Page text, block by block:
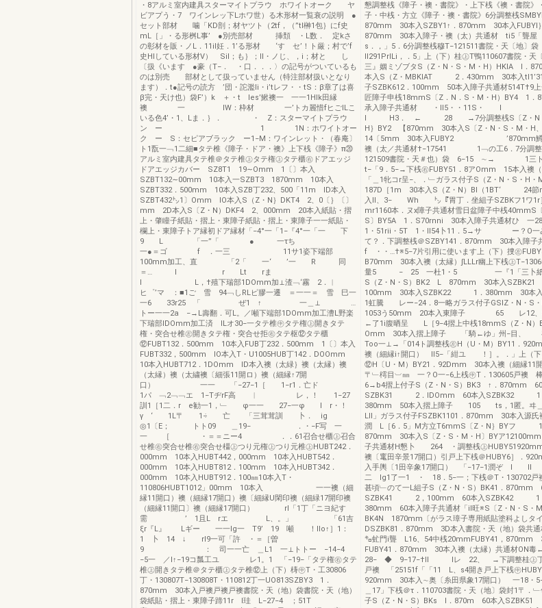
・8アルミ室内建具スターマイトプラウ ホワイトオーク ヤ
ビアプう・7 ワインレッ下Lホワ世）る木形材一覧衰の説明 ●
セット部材 噛「KD剖；材ヤツト（2tf，（”tl榊1包｝にf史
mL［」・る形桝L事’ ●別売部材 挿頽 ・L数． 定kさ
の彰材を販・ノL．11il妊．1’る形材 ‘す セ’！ト厳；村で’f
史Hlしている形材V） Sil；も｝；ll・ノじ、，i；材と し
〔扱《います ●豪（T−． ・口．．．〉の記号がついているも
のは別売 部材として扱っていません（特注部材扱いとなり
ます）．t●記号の読方 ’団・詑濫li・i’tレフ・・tS：β章了は喜
β完・天け也）袋F’）k ＋・t les’鰍襖一 一一1Hlk田縁
襖 一 lW：枠材 一’トカ麗惜fヒごILこ
いる色4’・1、Lま．｝． ・ Z：スターマイトプラウ
ン ー 1 1N：ホワイトオー
ク ー S：セピアブラック ー1−M：ワインレット・（春庵〕
ト1翫一﹁1二細■タテ椎《障子・ドア・襖》上下桟《障子》π⑳
アルミ室内建具タテ椎＠タテ椎㊤タテ権㊤タテ櫃㊨ドアエッジ
ドアエッジカバー SZ8T1 19∼Omm 1〔〕本入
SZBT132∼00mm 10本入一SZBT3 1870mm 10本入
SZBT332．500mm 10本入SZB丁232、500「11m ID本入
SZBT432㌧1〕Omm IO本入S（Z・N｝DKT4 2、0〔｝〔〕
mm 2D本入S〔Z・N）DKF4 2、000mm 20本入紙貼・摺
上・肇瞳子紙貼・摺上・東障子紙貼・摺上・東障子一一紙貼・
欄上・東障子トア縁初ドア縁材「−4°一「1−『4°一「一 下
9 L 「一”「 ● 一τち
一●＝ゴ f ．一三 11サ1姿下端部
100mm加工、直 「2「 一‘ ’一 R 同
＝… I r Lt rま
I L，†殖下瑞部1DOmm加⊥渣﹁‘霧 2．︳
ヒ゜’マ ：■1ご 雪 94﹁しRLピ膠一遷 ＝一一＝ 雪 巳一
一6 33r25 「 ぜ1 ↑ 一＿⊥ …
トー一一2a −→L壽翻．可L。／噸下端部1DOmm加工漕L野楽
下瑞部IDOmm加工済 ILオ30−一タテ椎㊥タテ権㊤開きタテ
権・突合せ椎㊧開きタテ権・突合せ拒㊨タテ枢⑫タテ櫃
⑫FUBT132．500mm 10本入FUB丁232．500mm 1〔〕本入
FUBT332，500mm lO本入T・U1005HUB丁142．DOOmm
10本入HUBT712．1DOmm ID本入襖（太緑｝襖（太縁）襖
（太縁）襖（太繍襖〔細張11開ロ）襖（細縁↑7開
口） 一一 「−27−1［ 1−r1．亡ド
1パ ﹁2﹁﹁エ 1−TヂrF高 ︳ レ，！ 1−27
訓1［1二．r e勧一1，﹂ φ一一 27−一φ I r・！
γ ‘ 1L〒 1÷ 亡 「三茸茸訓 卜． ig
◎1〔E； トト09 ＿19− ．・−F写 一
一 ［ ・＝＝ニー4 ．．61召合せ櫃㊤召合
せ椎㊨突合せ椎㊨突合せ橿㊤つり元権㊤つり元椎㊤HUBT242．
000mm 10本入HUBT442，000mm 10本入HUBT542．
000mm 10本入HUBT812．100mm 10本入HUBT342．
000mm 10本入HUBT912．100㎜10本入T・
110806HUBT1012」00mm 10本入 一一襖（細
縁11開口）襖（細縁17開口）襖〔細縁U閑印襖（細緑17開印襖
（細縁11開口〕襖（細縁17開口） rl「1丁「ニヨ紀す
需 ’ 1且L rエ L、。」 「61吉
ξr『L』 Lギー 一一Ig一 T9’ 19 噸 ！Ilo↑］1：
1 卜 14 ↓ rl9一可「許 ・＝［曽
9 ： 司一一亡 ＿L1 一⊥トトー −14−4
−5一 ／l↑−19コ瓢工ユ レ1。1 「−19−「タテ権㊨タテ
椎㊤開きタテ椎＠タテ櫃㊤タテ椎⑫上（下）梼㊥T・工30806
丁・130807T−130808T・110812丁一UO813SZBY3 1．
870mm 30本入戸襖戸襖戸襖書院・天（地）袋書院・天（地）
袋紙貼・摺上・東障子蹄11r l珪 L−27−4 ；51T
懇調整桟《障子・襖・書院》・上下桟《襖・書院》
子・中桟・方立《障子・襖・書院》6分調整桟
870mm 30本入SZBY1↑．870mm 30本入FUBYI｝
870mm 30本入障子・襖（太）共通材 ti5「聾屋
s．，」5．6分調整桟穆T−121511書院・天〔地〕袋
ll291PrlLi，．5」上（下）桂㊤T鴨110607書院・天
三』姻ミゾブタS（Z・N・S・M・H）HKIA l．
本入S（Z・MBKIAT 2．430mm 30本入
子SZBK612．100mm 50本入障子共通材514T†9
匠障子申桟18mmS〔Z．N．S・M・H）BY4 1．
承入障子共通材 ・II5・・11S・ I
l H3． ← 28 →7分調整桟S〔Z・N・
H｝BY2 【870mm 30本入S〔Z・N・S・M・H
14〔5mm 30本入FUBY2 ’870mm鱒本
襖（太／共通材†−17541 1﹁の工6．7分調整
121509書院・天＃也）袋 6−15 ∼→ 1三
t−「9．5−→下桟㊨FUBY51．8アOmm 15本入襖（
「＿1牝コr呈−、．﹂ガラス付子S（Z・N・S・H
187D［1m 30本入S（Z・N）BI（1BT‘ 24
入II、3− Wh ㌧『胃丁．坐組子SZBKフ1ワ1r
mr1160本．ヌx障子共通材雪日盆障子中桟40mmS
S〕BY5A 1．S70rnni 30本入障子共通材ひ 一
1・51rii・5T 1・II54卜11．5→サ ー？O一
て？．下調整桟＠SZBY141．870mm 30本入障子
f ・・…†※5−7片引用に使います上（下）捜㊧
B70mm 30本入襖（太縁）∫LLLr幽上下桟㊤
量5 − 25 一杜1・5 一『1「三卜紙
S（Z・N・S）BK2 L 870mm 30本入
100mm 30本入SZBK22 1．380mm 30本入
1虹騰 レー−24．8一略ガラス付子GSIZ・N・S
1053う50mm 20本入東障子 65 レ12、5
←了1i腹晒呈 L［9−4摺上中桟18mmS（Z・N）
Omm 30本入摺上障子 「騎←ゆ」州−目
Too一⊥→「014ト調整桟㊧H（U・M）BY11．
襖（細縁i↑開口） lI5−「紺ユ ！］。．」上（下
⑫H〔U・M）BY21．92Dmm 30本入襖（細縁
〒﹂樗目︺㎜ 一？O一−6上桟㊥T．130605戸襖
6→b4摺上付子S（Z・N・S）BK3 ↑．870mm 60
SZBK31 2．IDOmm 60本入SZBK32 1
380mm 50本入摺上障子 105 ts，1匿。ヰ＿
LII」ガラス付子FSZBK1101．870mm 30本入源氏
潤 L［6．5」M方立T6mmS〔Z・N｝BYフ 1
870mm 30本入S〔Z・S・M・H〕BYア
子共通材H懇卜 264 ・調整桟㊤
襖〔竃田辛景17開口）引戸上下桟＠HUBY6］．
入手輿〔1田辛象17開口） 「−17−1
二 lg1了一1 ・ 18．5−一；下桟＠T・130702戸
甚頃﹂のて一L組子S（Z・N・S）BK41．870mm
SZBK41 2，100mm 60本入SZBK42 1
380mm 60本入障子共通材「il旺※S〔Z・N・S・M
BK4N 1870mm〔がラス璋子専用紙貼塗科よしタ
DSZBK81．870mm 3D本入書院・天（地）袋共通
㌔虻門i聾 L16、54中桟20mmFUBY41，870mm
FUBY41．870mm 30本入襖（太縁）共通材ON毒
28− ◆ 9−17−†II Iレ 22、 →下調整桂㊤丁
戸襖 「25151f「「11 L、s4開き戸上下桟㊥
920mm 30本入∼奥〔糸田県象17開口） 一18・
＿17」下桟＠τ．110703書院・天（地〕袋封1〒．
子S（Z・N・S）BKs l．870m 60本入